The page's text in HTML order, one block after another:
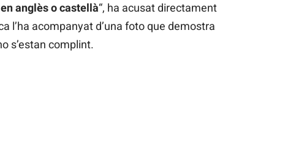
anglès o castellà“, ha acusat directament
l’ha acompanyat d’una foto que demostra
s’estan complint.